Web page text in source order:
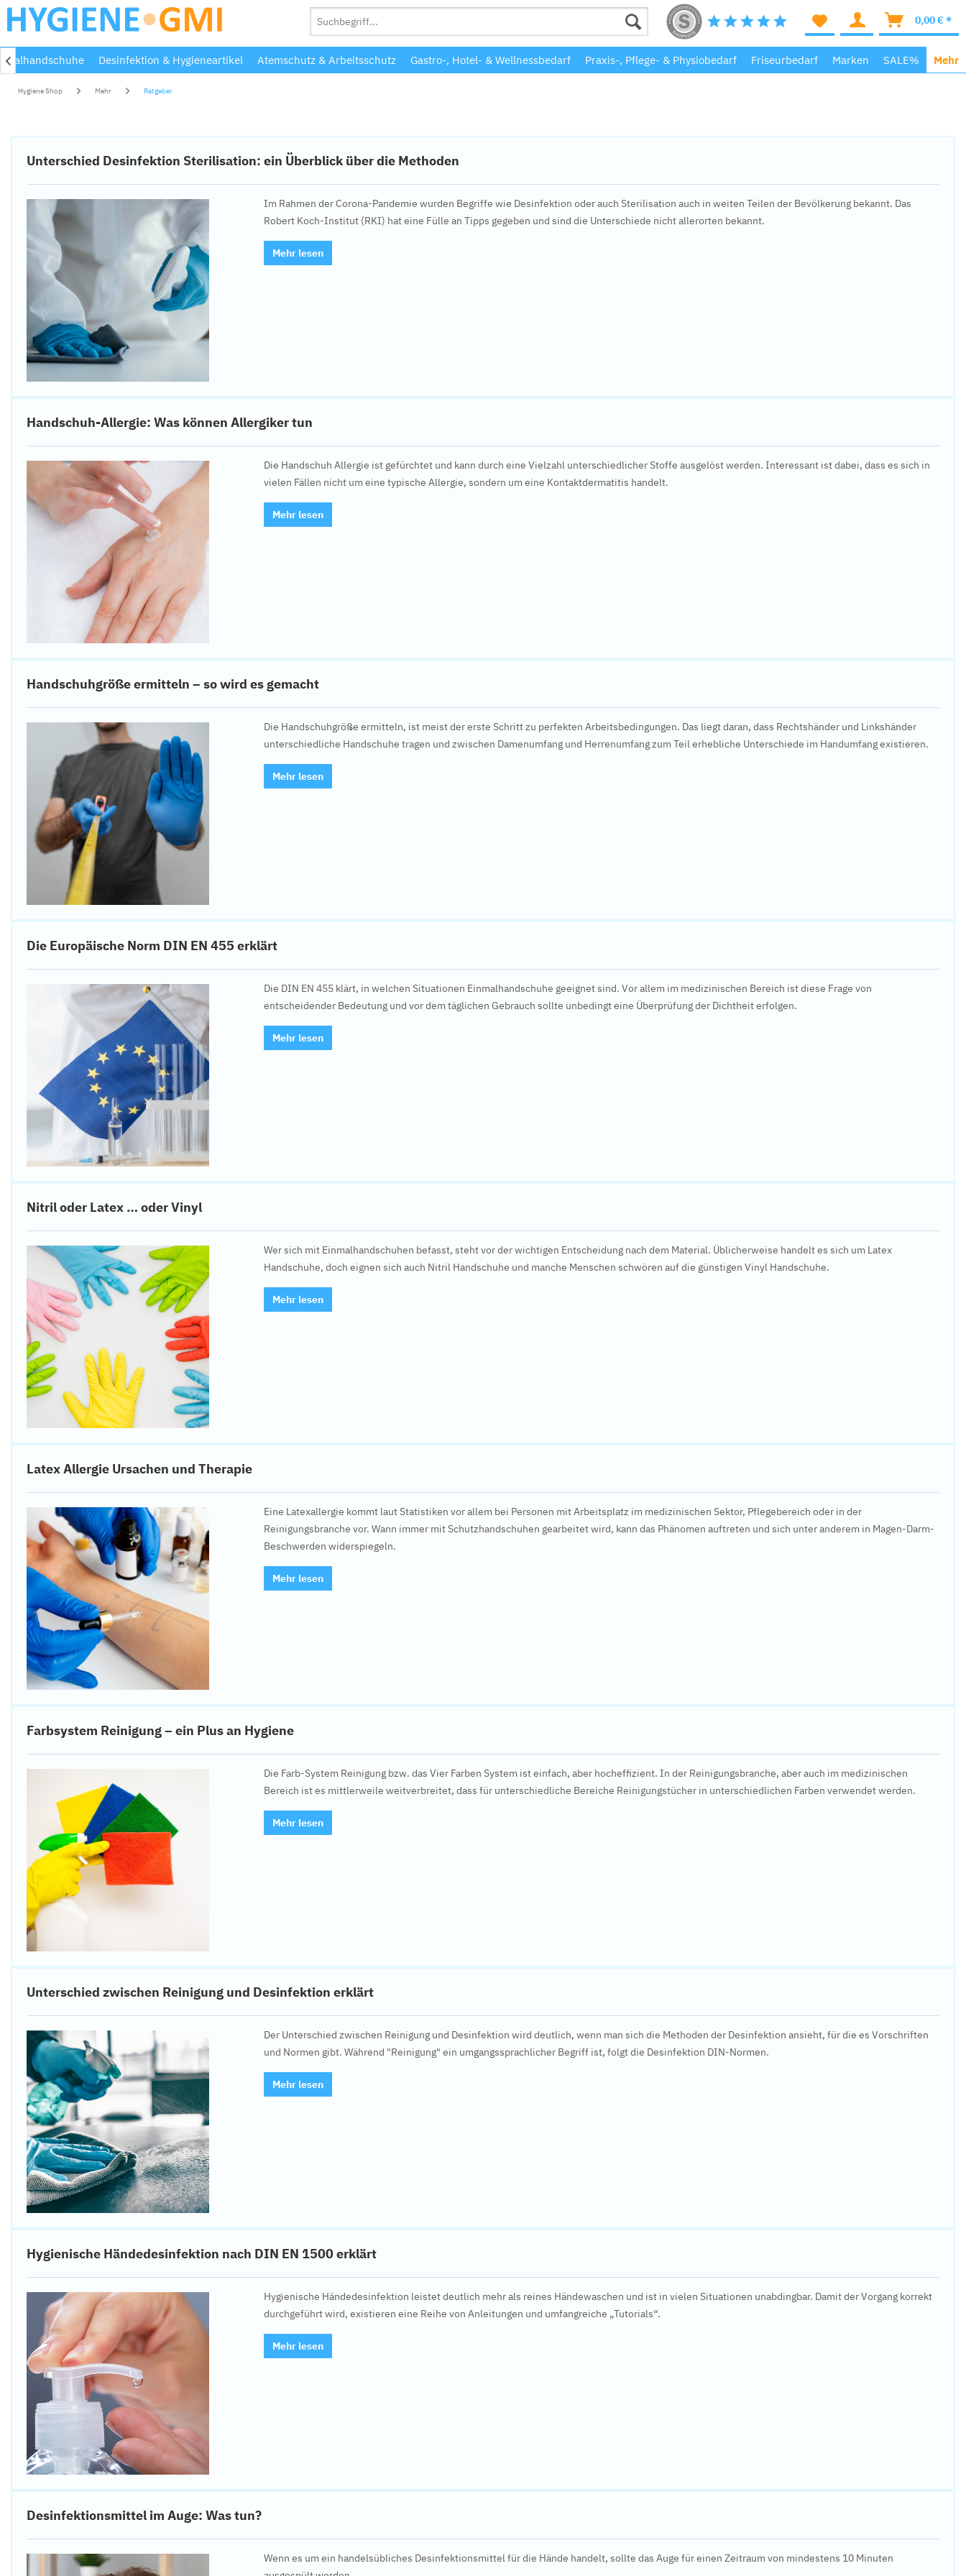
0,00 € *
Desinfektion & Hygieneartikel Atemschutz & Arbeitsschutz Gastro-, Hotel- & Wellnessbedarf Praxis-, Pflege- & Physiobedarf Friseurbedarf Marken SALE% Mehr

Hygiene Shop Mehr Ratgeber
Unterschied Desinfektion Sterilisation: ein Überblick über die Methoden
Im Rahmen der Corona-Pandemie wurden Begriffe wie Desinfektion oder auch Sterilisation auch in weiten Teilen der Bevölkerung bekannt. Das
Robert Koch-Institut (RKI) hat eine Fülle an Tipps gegeben und sind die Unterschiede nicht allerorten bekannt.
Mehr lesen
Handschuh-Allergie: Was können Allergiker tun
Die Handschuh Allergie ist gefürchtet und kann durch eine Vielzahl unterschiedlicher Stoffe ausgelöst werden. Interessant ist dabei, dass es sich in
vielen Fällen nicht um eine typische Allergie, sondern um eine Kontaktdermatitis handelt.
Mehr lesen
Handschuhgröße ermitteln – so wird es gemacht
Die Handschuhgröße ermitteln, ist meist der erste Schritt zu perfekten Arbeitsbedingungen. Das liegt daran, dass Rechtshänder und Linkshänder
unterschiedliche Handschuhe tragen und zwischen Damenumfang und Herrenumfang zum Teil erhebliche Unterschiede im Handumfang existieren.
Mehr lesen
Die Europäische Norm DIN EN 455 erklärt
Die DIN EN 455 klärt, in welchen Situationen Einmalhandschuhe geeignet sind. Vor allem im medizinischen Bereich ist diese Frage von
entscheidender Bedeutung und vor dem täglichen Gebrauch sollte unbedingt eine Überprüfung der Dichtheit erfolgen.
Mehr lesen
Nitril oder Latex … oder Vinyl
Wer sich mit Einmalhandschuhen befasst, steht vor der wichtigen Entscheidung nach dem Material. Üblicherweise handelt es sich um Latex
Handschuhe, doch eignen sich auch Nitril Handschuhe und manche Menschen schwören auf die günstigen Vinyl Handschuhe.
Mehr lesen
Latex Allergie Ursachen und Therapie
Eine Latexallergie kommt laut Statistiken vor allem bei Personen mit Arbeitsplatz im medizinischen Sektor, Pflegebereich oder in der
Reinigungsbranche vor. Wann immer mit Schutzhandschuhen gearbeitet wird, kann das Phänomen auftreten und sich unter anderem in Magen-Darm-
Beschwerden widerspiegeln.
Mehr lesen
Farbsystem Reinigung – ein Plus an Hygiene
Die Farb-System Reinigung bzw. das Vier Farben System ist einfach, aber hocheffizient. In der Reinigungsbranche, aber auch im medizinischen
Bereich ist es mittlerweile weitverbreitet, dass für unterschiedliche Bereiche Reinigungstücher in unterschiedlichen Farben verwendet werden.
Mehr lesen
Unterschied zwischen Reinigung und Desinfektion erklärt
Der Unterschied zwischen Reinigung und Desinfektion wird deutlich, wenn man sich die Methoden der Desinfektion ansieht, für die es Vorschriften
und Normen gibt. Während "Reinigung" ein umgangssprachlicher Begriff ist, folgt die Desinfektion DIN-Normen.
Mehr lesen
Hygienische Händedesinfektion nach DIN EN 1500 erklärt
Hygienische Händedesinfektion leistet deutlich mehr als reines Händewaschen und ist in vielen Situationen unabdingbar. Damit der Vorgang korrekt
durchgeführt wird, existieren eine Reihe von Anleitungen und umfangreiche „Tutorials“.
Mehr lesen
Desinfektionsmittel im Auge: Was tun?
Wenn es um ein handelsübliches Desinfektionsmittel für die Hände handelt, sollte das Auge für einen Zeitraum von mindestens 10 Minuten